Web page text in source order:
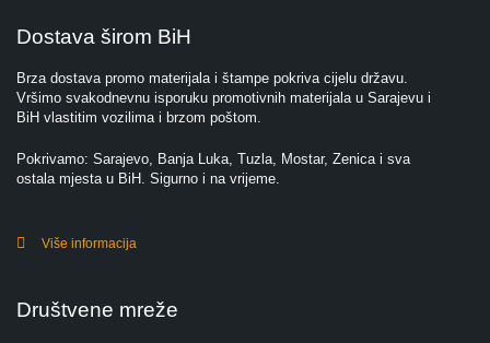
Dostava širom BiH
Brza dostava promo materijala i štampe pokriva cijelu državu.
Vršimo svakodnevnu isporuku promotivnih materijala u Sarajevu i
BiH vlastitim vozilima i brzom poštom.
Pokrivamo: Sarajevo, Banja Luka, Tuzla, Mostar, Zenica i sva
ostala mjesta u BiH. Sigurno i na vrijeme.
Više informacija
Društvene mreže